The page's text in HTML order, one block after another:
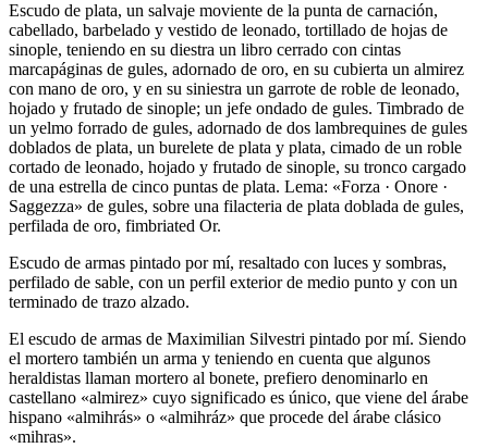
Escudo de plata, un salvaje moviente de la punta de carnación,
cabellado, barbelado y vestido de leonado, tortillado de hojas de
sinople, teniendo en su diestra un libro cerrado con cintas
marcapáginas de gules, adornado de oro, en su cubierta un almirez
con mano de oro, y en su siniestra un garrote de roble de leonado,
hojado y frutado de sinople; un jefe ondado de gules. Timbrado de
un yelmo forrado de gules, adornado de dos lambrequines de gules
doblados de plata, un burelete de plata y plata, cimado de un roble
cortado de leonado, hojado y frutado de sinople, su tronco cargado
de una estrella de cinco puntas de plata. Lema: «Forza · Onore ·
Saggezza» de gules, sobre una filacteria de plata doblada de gules,
perfilada de oro, fimbriated Or.
Escudo de armas pintado por mí, resaltado con luces y sombras,
perfilado de sable, con un perfil exterior de medio punto y con un
terminado de trazo alzado.
El escudo de armas de Maximilian Silvestri pintado por mí. Siendo
el mortero también un arma y teniendo en cuenta que algunos
heraldistas llaman mortero al bonete, prefiero denominarlo en
castellano «almirez» cuyo significado es único, que viene del árabe
hispano «almihrás» o «almihráz» que procede del árabe clásico
«mihras».